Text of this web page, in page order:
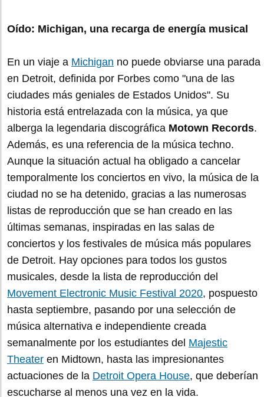
Oído: Michigan, una recarga de energía musical
En un viaje a Michigan no puede obviarse una parada
en Detroit, definida por Forbes como "una de las
ciudades más geniales de Estados Unidos". Su
historia está entrelazada con la música, ya que
alberga la legendaria discográfica Motown Records.
Además, es una referencia de la música techno.
Aunque la situación actual ha obligado a cancelar
temporalmente los conciertos en vivo, la música de la
ciudad no se ha detenido, gracias a las numerosas
listas de reproducción que se han creado en las
últimas semanas, inspiradas en las salas de
conciertos y los festivales de música más populares
de Detroit. Hay opciones para todos los gustos
musicales, desde la lista de reproducción del
Movement Electronic Music Festival 2020, pospuesto
hasta septiembre, pasando por una selección de
música alternativa e independiente creada
semanalmente por los estudiantes del Majestic
Theater en Midtown, hasta las impresionantes
actuaciones de la Detroit Opera House, que deberían
escucharse al menos una vez en la vida.